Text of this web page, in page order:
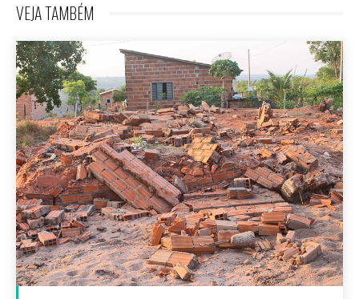
VEJA TAMBÉM